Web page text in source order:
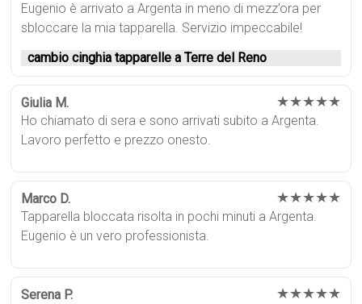
Eugenio è arrivato a Argenta in meno di mezz’ora per
sbloccare la mia tapparella. Servizio impeccabile!
cambio cinghia tapparelle a Terre del Reno
Giulia M. ★★★★★
Ho chiamato di sera e sono arrivati subito a Argenta.
Lavoro perfetto e prezzo onesto.
Marco D. ★★★★★
Tapparella bloccata risolta in pochi minuti a Argenta.
Eugenio è un vero professionista.
Serena P. ★★★★★